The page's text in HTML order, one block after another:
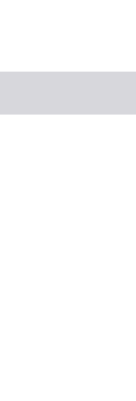
Trinken
Highlights